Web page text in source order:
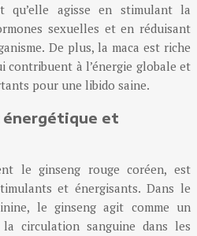
qu’elle agisse en stimulant la
sexuelles et en réduisant
De plus, la maca est riche
contribuent à l’énergie globale et
pour une libido saine.
énergétique et
le ginseng rouge coréen, est
et énergisants. Dans le
le ginseng agit comme un
circulation sanguine dans les